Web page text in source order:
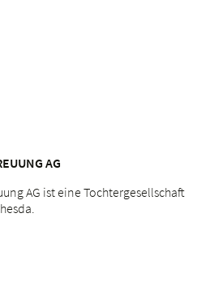
AG
AG ist eine Tochtergesellschaft